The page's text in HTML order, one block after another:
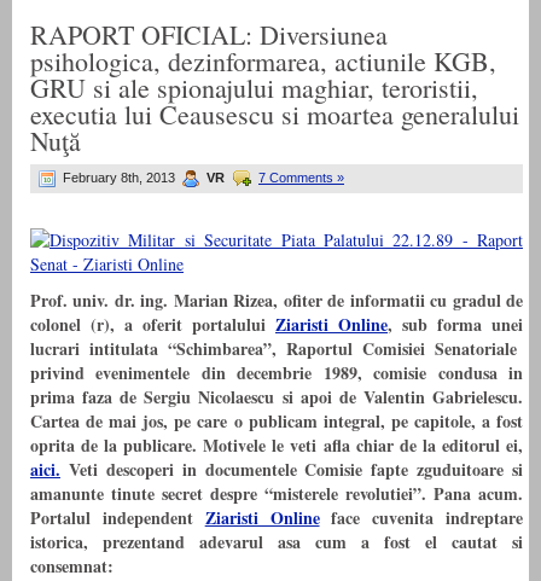
RAPORT OFICIAL: Diversiunea
psihologica, dezinformarea, actiunile KGB,
GRU si ale spionajului maghiar, teroristii,
executia lui Ceausescu si moartea generalului
Nuţă
February 8th, 2013 VR 7 Comments »
Prof. univ. dr. ing. Marian Rizea, ofiter de informatii cu gradul de
colonel (r), a oferit portalului Ziaristi Online, sub forma unei
lucrari intitulata “Schimbarea”, Raportul Comisiei Senatoriale
privind evenimentele din decembrie 1989, comisie condusa in
prima faza de Sergiu Nicolaescu si apoi de Valentin Gabrielescu.
Cartea de mai jos, pe care o publicam integral, pe capitole, a fost
oprita de la publicare. Motivele le veti afla chiar de la editorul ei,
aici. Veti descoperi in documentele Comisie fapte zguduitoare si
amanunte tinute secret despre “misterele revolutiei”. Pana acum.
Portalul independent Ziaristi Onlineface cuvenita indreptare
istorica, prezentand adevarul asa cum a fost el cautat si
consemnat: